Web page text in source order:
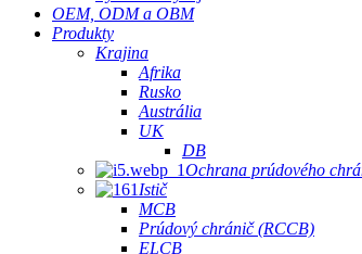
OEM, ODM a OBM
Produkty
Krajina
Afrika
Rusko
Austrália
UK
DB
Ochrana prúdového
Istič
MCB
Prúdový chránič (RCCB)
ELCB